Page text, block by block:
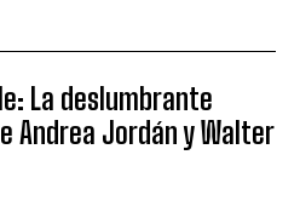
La deslumbrante
Andrea Jordán y Walter